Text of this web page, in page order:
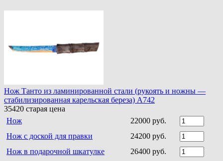
Нож Танто из ламинированной стали (рукоять и ножны —
стабилизированная карельская береза) A742
35420 старая цена
Нож
22000 руб.
Нож с доской для правки
24200 руб.
Нож в подарочной шкатулке
26400 руб.